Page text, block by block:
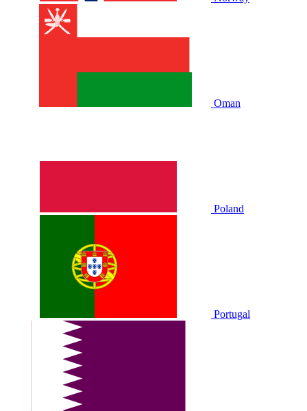
Oman
Poland
Portugal